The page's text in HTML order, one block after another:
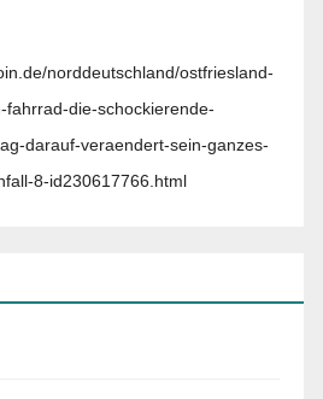
norddeutschland/ostfriesland-
fahrrad-die-schockierende-
darauf-veraendert-sein-ganzes-
8-id230617766.html